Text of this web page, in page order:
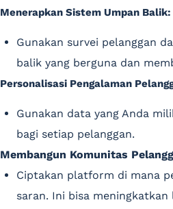
Menerapkan Sistem Umpan Balik:
Gunakan survei pelanggan
balik yang berguna dan
Personalisasi Pengalaman
Gunakan data yang Anda
bagi setiap pelanggan.
Membangun Komunitas
Ciptakan platform di mana
saran. Ini bisa